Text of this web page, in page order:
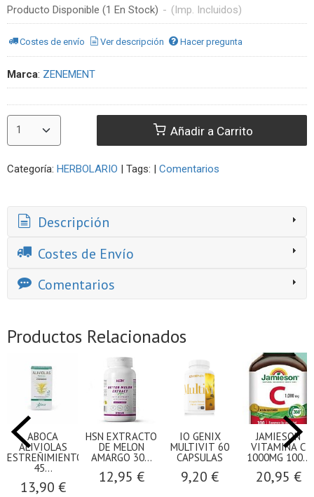
Producto Disponible (1 En Stock) - (Imp. Incluidos)
Costes de envío Ver descripción Hacer pregunta
Marca: ZENEMENT
Añadir a Carrito
Categoría: HERBOLARIO | Tags: | Comentarios
Descripción
Costes de Envío
Comentarios
Productos Relacionados
ABOCA
ALIVIOLAS
ESTREÑIMIENTO
45...
13,90 €
HSN EXTRACTO
DE MELON
AMARGO 30...
12,95 €
IO GENIX
MULTIVIT 60
CAPSULAS
9,20 €
JAMIESON
VITAMINA C
1000MG 100...
20,95 €